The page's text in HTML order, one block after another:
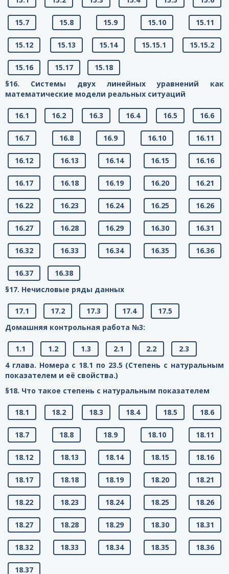
15.7 15.8 15.9 15.10 15.11
15.12 15.13 15.14 15.15.1 15.15.2
15.16 15.17
15.18
§16. Системы двух линейных уравнений как
математические модели реальных ситуаций
16.1 16.2 16.3 16.4 16.5 16.6
16.7 16.8 16.9 16.10 16.11
16.12 16.13 16.14 16.15 16.16
16.17 16.18 16.19 16.20 16.21
16.22 16.23 16.24 16.25 16.26
16.27 16.28 16.29 16.30 16.31
16.32 16.33 16.34 16.35 16.36
16.37
16.38
§17. Нечисловые ряды данных
17.1 17.2 17.3 17.4
17.5
Домашняя контрольная работа №3:
1.1 1.2 1.3 2.1 2.2
2.3
4 глава. Номера с 18.1 по 23.5 (Степень с натуральным
показателем и её свойства.)
§18. Что такое степень с натуральным показателем
18.1 18.2 18.3 18.4 18.5 18.6
18.7 18.8 18.9 18.10 18.11
18.12 18.13 18.14 18.15 18.16
18.17 18.18 18.19 18.20 18.21
18.22 18.23 18.24 18.25 18.26
18.27 18.28 18.29 18.30 18.31
18.32 18.33 18.34 18.35 18.36
18.37